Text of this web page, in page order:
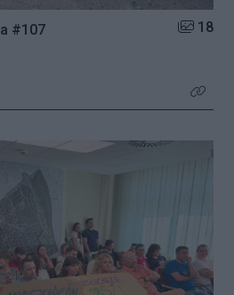
#107 Liczba
18
Kliknij